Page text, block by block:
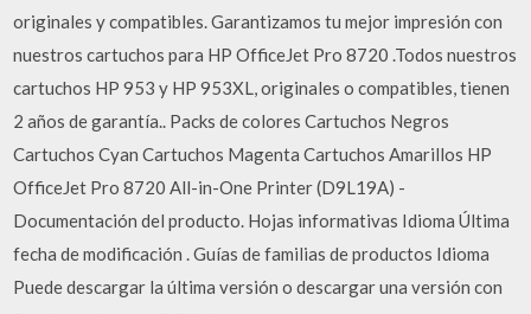
originales y compatibles. Garantizamos tu mejor impresión con
nuestros cartuchos para HP OfficeJet Pro 8720 .Todos nuestros
cartuchos HP 953 y HP 953XL, originales o compatibles, tienen
2 años de garantía.. Packs de colores Cartuchos Negros
Cartuchos Cyan Cartuchos Magenta Cartuchos Amarillos HP
OfficeJet Pro 8720 All-in-One Printer (D9L19A) -
Documentación del producto. Hojas informativas Idioma Última
fecha de modificación . Guías de familias de productos Idioma
Puede descargar la última versión o descargar una versión con